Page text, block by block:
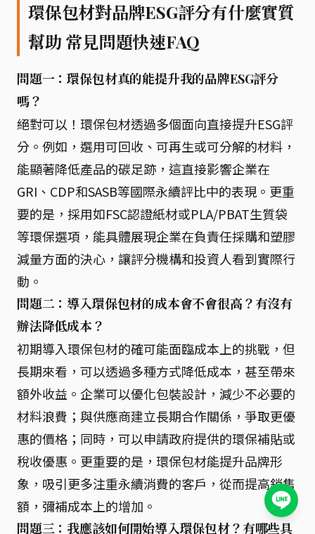
環保包材對品牌ESG評分有什麼實質
幫助 常見問題快速FAQ
問題一：環保包材真的能提升我的品牌ESG評分
嗎？
絕對可以！環保包材透過多個面向直接提升ESG評
分。例如，選用可回收、可再生或可分解的材料，
能顯著降低產品的碳足跡，這直接影響企業在
GRI、CDP和SASB等國際永續評比中的表現。更重
要的是，採用如FSC認證紙材或PLA/PBAT生質袋
等環保選項，能具體展現企業在負責任採購和塑膠
減量方面的決心，讓評分機構和投資人看到實際行
動。
問題二：導入環保包材的成本會不會很高？有沒有
辦法降低成本？
初期導入環保包材的確可能面臨成本上的挑戰，但
長期來看，可以透過多種方式降低成本，甚至帶來
額外收益。企業可以優化包裝設計，減少不必要的
材料浪費；與供應商建立長期合作關係，爭取更優
惠的價格；同時，可以申請政府提供的環保補貼或
稅收優惠。更重要的是，環保包材能提升品牌形
象，吸引更多注重永續消費的客戶，從而提高銷售
額，彌補成本上的增加。
問題三：我應該如何開始導入環保包材？有哪些具